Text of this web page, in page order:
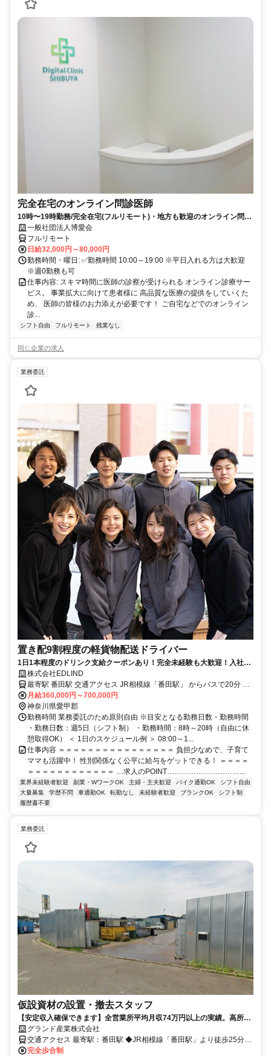
完全在宅のオンライン問診医師
10時〜19時勤務/完全在宅(フルリモート)・地方も歓迎のオンライン問診
業務一般社団法人博愛会
フルリモート
日給32,000円～80,000円
勤務時間・曜日: ✅勤務時間 10:00～19:00 ※平日入れる方は大歓迎
※週0勤務も可
仕事内容: スキマ時間に医師の診察が受けられる オンライン診療サー
ビス。 事業拡大に向けて患者様に 高品質な医療の提供をしていくた
め、 医師の皆様のお力添えが必要です！ ご自宅などでのオンライン
診...
シフト自由 フルリモート 残業なし
同じ企業の求人
業務委託
置き配9割程度の軽貨物配送ドライバー
1日1本程度のドリンク支給クーポンあり！完全未経験も大歓迎！入社3
ヶ月以内に90％が月50万円を達成しています。
株式会社EDLIND
最寄駅 番田駅 交通アクセス JR相模線「番田駅」 からバスで20分 ●
転勤なし ●車・バイク通勤OK
月給360,000円～700,000円
神奈川県愛甲郡
勤務時間 業務委託のため原則自由 ※目安となる勤務日数・勤務時間
・勤務日数：週5日（シフト制） ・勤務時間：8時～20時（自由に休
憩取得OK） ＜ 1日のスケジュール例 ＞ 08:00～1...
仕事内容 ＝＝＝＝＝＝＝＝＝＝＝＝＝＝＝＝ 負担少なめで、子育て
ママも活躍中！ 性別関係なく公平に給与をゲットできる！ ＝＝＝＝
＝＝＝＝＝＝＝＝＝＝＝＝ …求人のPOINT…………………………...
業界未経験者歓迎 副業・WワークOK 主婦・主夫歓迎 バイク通勤OK
シフト自由
大量募集
学歴不問 車通勤OK 転勤なし 未経験者歓迎 ブランクOK
シフト制
履歴書不要
業務委託
仮設資材の設置・撤去スタッフ
【安定収入確保できます】全営業所平均月収74万円以上の実績。高所作
業なしの完全一人作業。3ヶ月間トラック無料レンタルあり。
グランド産業株式会社
交通アクセス 最寄駅：番田駅 ◆JR相模線「番田駅」より徒歩25分
完全歩合制